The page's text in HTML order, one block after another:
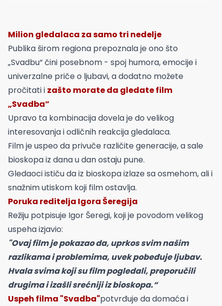
Milion gledalaca za samo tri nedelje
Publika širom regiona prepoznala je ono što
„Svadbu“ čini posebnom - spoj humora, emocije i
univerzalne priče o ljubavi, a dodatno možete
pročitati i zašto morate da gledate film
„Svadba”
Upravo ta kombinacija dovela je do velikog
interesovanja i odličnih reakcija gledalaca.
Film je uspeo da privuče različite generacije, a sale
bioskopa iz dana u dan ostaju pune.
Gledaoci ističu da iz bioskopa izlaze sa osmehom, ali i
snažnim utiskom koji film ostavlja.
Poruka reditelja Igora Šeregija
Režiju potpisuje Igor Šeregi, koji je povodom velikog
uspeha izjavio:
"Ovaj film je pokazao da, uprkos svim našim
razlikama i problemima, uvek pobeđuje ljubav.
Hvala svima koji su film pogledali, preporučili
drugima i izašli srećniji iz bioskopa.“
Uspeh filma "Svadba"potvrđuje da domaća i